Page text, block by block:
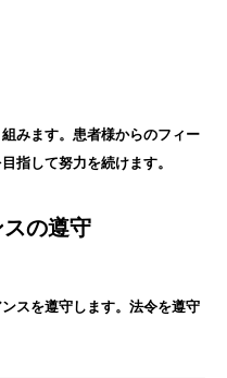
みます。患者様からのフィー
指して努力を続けます。
の遵守
スを遵守します。法令を遵守